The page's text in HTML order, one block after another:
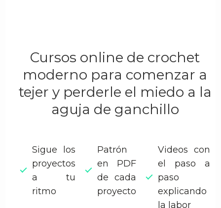
Cursos online de crochet
moderno para comenzar a
tejer y perderle el miedo a la
aguja de ganchillo
Sigue los
proyectos
a tu
ritmo
Patrón
en PDF
de cada
proyecto
Videos con
el paso a
paso
explicando
la labor